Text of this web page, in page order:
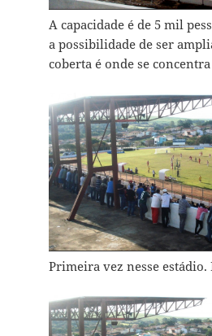
A capacidade é de 5 mil
a possibilidade de ser
coberta é onde se
Primeira vez nesse